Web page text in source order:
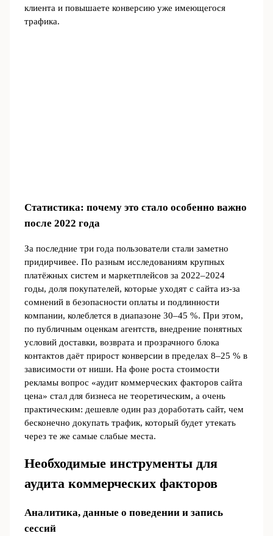
клиента и повышаете конверсию уже имеющегося
трафика.
Статистика: почему это стало особенно важно
после 2022 года
За последние три года пользователи стали заметно
придирчивее. По разным исследованиям крупных
платёжных систем и маркетплейсов за 2022–2024
годы, доля покупателей, которые уходят с сайта из‑за
сомнений в безопасности оплаты и подлинности
компании, колеблется в диапазоне 30–45 %. При этом,
по публичным оценкам агентств, внедрение понятных
условий доставки, возврата и прозрачного блока
контактов даёт прирост конверсии в пределах 8–25 % в
зависимости от ниши. На фоне роста стоимости
рекламы вопрос «аудит коммерческих факторов сайта
цена» стал для бизнеса не теоретическим, а очень
практическим: дешевле один раз доработать сайт, чем
бесконечно докупать трафик, который будет утекать
через те же самые слабые места.
Необходимые инструменты для
аудита коммерческих факторов
Аналитика, данные о поведении и запись
сессий